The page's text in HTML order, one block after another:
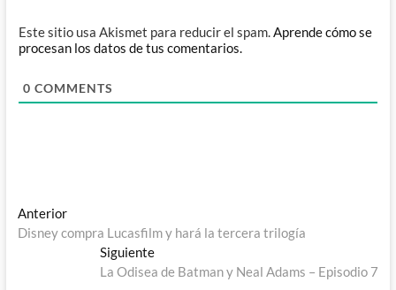
Este sitio usa Akismet para reducir el spam.Aprende cómo se
procesan los datos de tus comentarios.
0 COMMENTS
Navegación
de
entradas
AnteriorEntrada
anterior:
Disney compra Lucasfilm y hará la tercera trilogía
SiguienteEntrada
siguiente:
La Odisea de Batman y Neal Adams – Episodio 7